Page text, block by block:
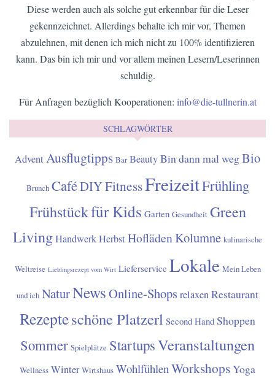
Diese werden auch als solche gut erkennbar für die Leser
gekennzeichnet. Allerdings behalte ich mir vor, Themen
abzulehnen, mit denen ich mich nicht zu 100% identifizieren
kann. Das bin ich mir und vor allem meinen Lesern/Leserinnen
schuldig.
Für Anfragen bezüglich Kooperationen: info@die-tullnerin.at
SCHLAGWÖRTER
AdventAusflugtipps Bar BeautyBin dann mal wegBio
Brunch CaféDIYFitnessFreizeitFrühling
Frühstückfür Kids Garten Gesundheit Green
LivingHandwerkHerbstHoflädenKolumne kulinarische
Weltreise Lieblingsrezept vom Wirt Lieferservice Lokale Mein Leben
und ich NaturNewsOnline-Shops relaxenRestaurant
Rezepteschöne Platzerl Second Hand Shoppen
Sommer Spielplätze StartupsVeranstaltungen
Wellness Winter Wirtshaus WohlfühlenWorkshopsYoga